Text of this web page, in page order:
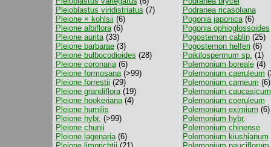
Pleioblastus viridistriatus (7)
Pleione × kohlsii (6)
Pleione albiflora(6)
Pleione aurita(33)
Pleione barbarae(3)
Pleione bulbocodioides (28)
Pleione coronaria(6)
Pleione formosana(>99)
Pleione forrestii (29)
Pleione grandiflora(19)
Pleione hookeriana(4)
Pleione humilis
Pleione hybr. (>99)
Pleione chunii
Pleione lagenaria(6)
Podranea ricasoliana
Pogonia japonica(6)
Pogonia ophioglossoides
Pogostemon cablin(25)
Pogostemon helferi (6)
Poikilospermum sp. (1)
Polemonium boreale(4)
Polemonium caeruleum
Polemonium carneum (6)
Polemonium caucasicum
Polemonium coeruleum
Polemonium eximium (6)
Polemonium hybr.
Polemonium chinense
Polemonium kiushianum